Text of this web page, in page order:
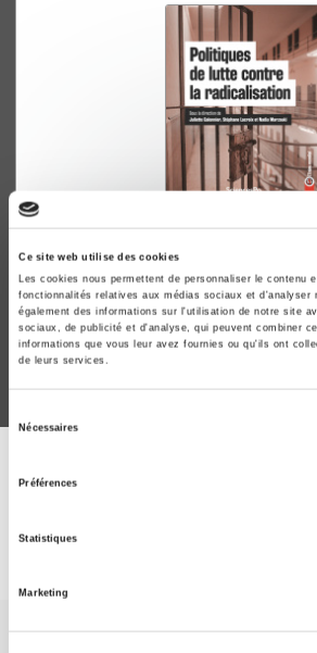
Ce site web utilise des cookies
Les cookies nous permettent de personnaliser le contenu
fonctionnalités relatives aux médias sociaux et d'analyser
également des informations sur l'utilisation de notre site
sociaux, de publicité et d'analyse, qui peuvent combiner
informations que vous leur avez fournies ou qu'ils ont
de leurs services.
Nécessaires
Préférences
Statistiques
Marketing
Juliette Galonnier, Stéphane Lacroix